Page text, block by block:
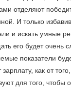
отделяют
И только
и искать умные
его будет очень
показатели
как от
для того, чтобы